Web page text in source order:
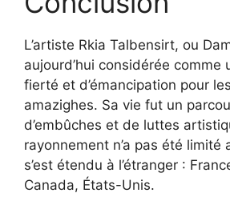
L’artiste Rkia Talbensirt, ou
aujourd’hui considérée comme
fierté et d’émancipation pour
amazighes. Sa vie fut un
d’embûches et de luttes
rayonnement n’a pas été limité
s’est étendu à l’étranger :
Canada, États-Unis.